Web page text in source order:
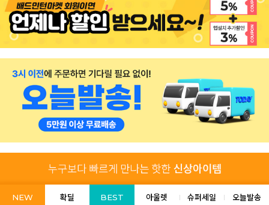
NEW 확딜 BEST 아울렛 슈퍼세일 오늘발송